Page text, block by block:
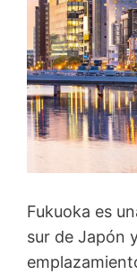
Fukuoka es
sur de Japón